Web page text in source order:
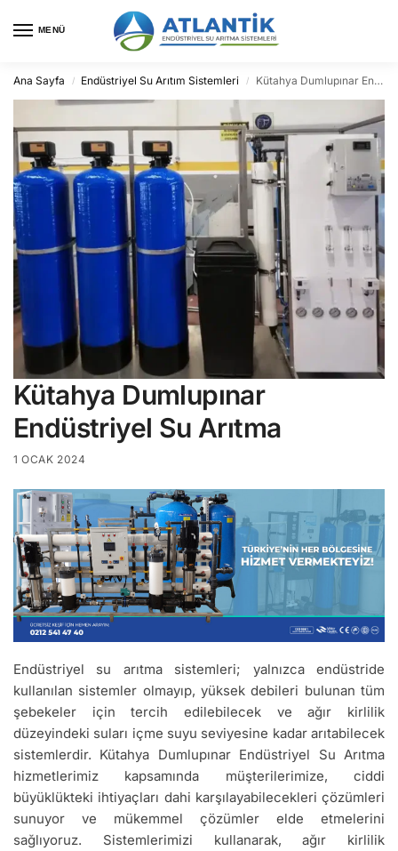
MENÜ
Ana Sayfa / Endüstriyel Su Arıtım Sistemleri / Kütahya Dumlupınar Endüstriyel Su Arıtma
Kütahya Dumlupınar
Endüstriyel Su Arıtma
1 OCAK 2024
Endüstriyel su arıtma sistemleri; yalnızca endüstride
kullanılan sistemler olmayıp, yüksek debileri bulunan tüm
şebekeler için tercih edilebilecek ve ağır kirlilik
düzeyindeki suları içme suyu seviyesine kadar arıtabilecek
sistemlerdir. Kütahya Dumlupınar Endüstriyel Su Arıtma
hizmetlerimiz kapsamında müşterilerimize, ciddi
büyüklükteki ihtiyaçları dahi karşılayabilecekleri çözümleri
sunuyor ve mükemmel çözümler elde etmelerini
sağlıyoruz. Sistemlerimizi kullanarak, ağır kirlilik